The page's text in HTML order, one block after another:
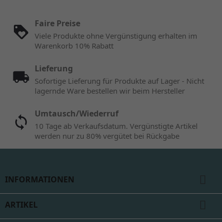
Faire Preise
Viele Produkte ohne Vergünstigung erhalten im
Warenkorb 10% Rabatt
Lieferung
Sofortige Lieferung für Produkte auf Lager - Nicht
lagernde Ware bestellen wir beim Hersteller
Umtausch/Wiederruf
10 Tage ab Verkaufsdatum. Vergünstigte Artikel
werden nur zu 80% vergütet bei Rückgabe
INFORMATIONEN
ARTIKEL